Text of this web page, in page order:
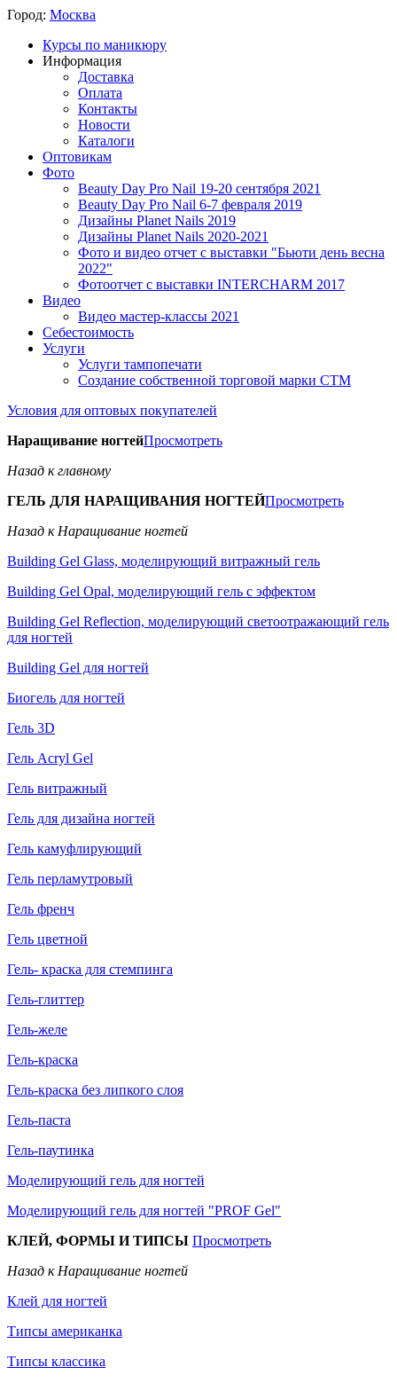
Город: Москва
Курсы по маникюру
Информация
Доставка
Оплата
Контакты
Новости
Каталоги
Оптовикам
Фото
Beauty Day Pro Nail 19-20 сентября 2021
Beauty Day Pro Nail 6-7 февраля 2019
Дизайны Planet Nails 2019
Дизайны Planet Nails 2020-2021
Фото и видео отчет с выставки "Бьюти день весна
2022"
Фотоотчет с выставки INTERCHARM 2017
Видео
Видео мастер-классы 2021
Себестоимость
Услуги
Услуги тампопечати
Создание собственной торговой марки СТМ
Условия для оптовых покупателей
Наращивание ногтейПросмотреть
Назад к главному
ГЕЛЬ ДЛЯ НАРАЩИВАНИЯ НОГТЕЙПросмотреть
Назад к Наращивание ногтей
Building Gel Glass, моделирующий витражный гель
Building Gel Opal, моделирующий гель с эффектом
Building Gel Reflection, моделирующий светоотражающий гель
для ногтей
Building Gel для ногтей
Биогель для ногтей
Гель 3D
Гель Acryl Gel
Гель витражный
Гель для дизайна ногтей
Гель камуфлирующий
Гель перламутровый
Гель френч
Гель цветной
Гель- краска для стемпинга
Гель-глиттер
Гель-желе
Гель-краска
Гель-краска без липкого слоя
Гель-паста
Гель-паутинка
Моделирующий гель для ногтей
Моделирующий гель для ногтей "PROF Gel"
КЛЕЙ, ФОРМЫ И ТИПСЫ Просмотреть
Назад к Наращивание ногтей
Клей для ногтей
Типсы американка
Типсы классика